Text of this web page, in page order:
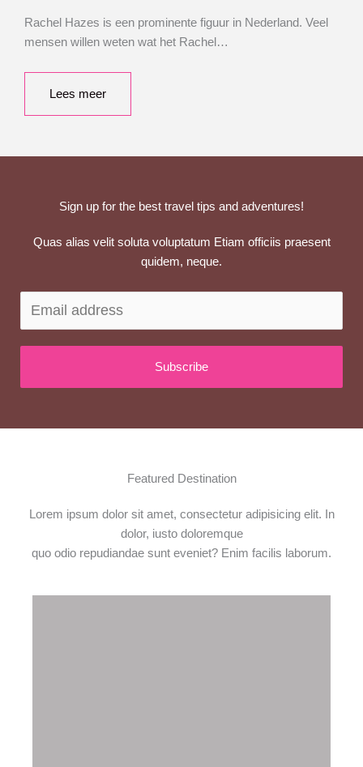
Rachel Hazes is een prominente figuur in Nederland. Veel
mensen willen weten wat het Rachel…
Lees meer
Sign up for the best travel tips and adventures!
Quas alias velit soluta voluptatum Etiam officiis praesent
quidem, neque.
Subscribe
Featured Destination
Lorem ipsum dolor sit amet, consectetur adipisicing elit. In
dolor, iusto doloremque
quo odio repudiandae sunt eveniet? Enim facilis laborum.